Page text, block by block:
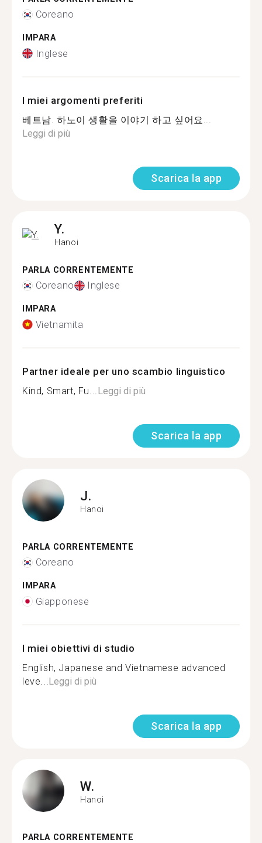
Coreano
IMPARA
Inglese
I miei argomenti preferiti
베트남. 하노이 생활을 이야기 하고 싶어요...
Leggi di più
Scarica la app
Y.
Hanoi
PARLA CORRENTEMENTE
Coreano Inglese
IMPARA
Vietnamita
Partner ideale per uno scambio linguistico
Kind, Smart, Fu... Leggi di più
Scarica la app
J.
Hanoi
PARLA CORRENTEMENTE
Coreano
IMPARA
Giapponese
I miei obiettivi di studio
English, Japanese and Vietnamese advanced
leve... Leggi di più
Scarica la app
W.
Hanoi
PARLA CORRENTEMENTE